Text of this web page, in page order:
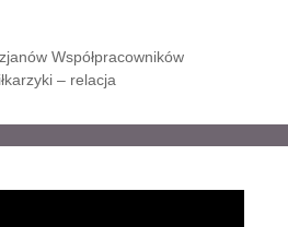
Współpracowników
– relacja